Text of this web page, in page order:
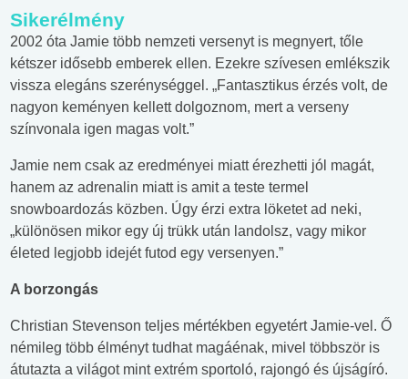
Sikerélmény
2002 óta Jamie több nemzeti versenyt is megnyert, tőle
kétszer idősebb emberek ellen. Ezekre szívesen emlékszik
vissza elegáns szerénységgel. „Fantasztikus érzés volt, de
nagyon keményen kellett dolgoznom, mert a verseny
színvonala igen magas volt.”
Jamie nem csak az eredményei miatt érezhetti jól magát,
hanem az adrenalin miatt is amit a teste termel
snowboardozás közben. Úgy érzi extra löketet ad neki,
„különösen mikor egy új trükk után landolsz, vagy mikor
életed legjobb idejét futod egy versenyen.”
A borzongás
Christian Stevenson teljes mértékben egyetért Jamie-vel. Ő
némileg több élményt tudhat magáénak, mivel többször is
átutazta a világot mint extrém sportoló, rajongó és újságíró.